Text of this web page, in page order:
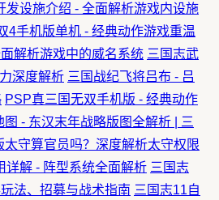
发设施介绍 - 全面解析游戏内设施
4手机版单机 - 经典动作游戏重温
解析游戏中的威名系统 三国志武
深度解析 三国战纪飞将吕布 - 吕
PSP真三国无双手机版 - 经典动作
图 - 东汉末年战略版图全解析 | 三
太守算官员吗？深度解析太守权限
详解 - 阵型系统全面解析 三国志
法、招募与战术指南 三国志11自